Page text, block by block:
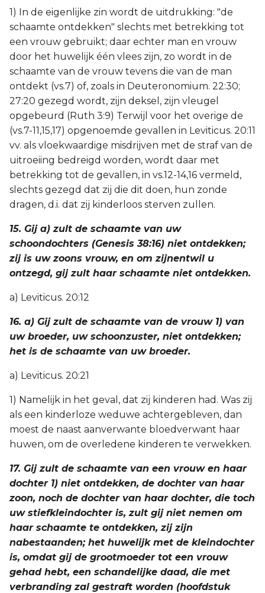
1) In de eigenlijke zin wordt de uitdrukking: "de
schaamte ontdekken" slechts met betrekking tot
een vrouw gebruikt; daar echter man en vrouw
door het huwelijk één vlees zijn, zo wordt in de
schaamte van de vrouw tevens die van de man
ontdekt (vs.7) of, zoals in Deuteronomium. 22:30;
27:20 gezegd wordt, zijn deksel, zijn vleugel
opgebeurd (Ruth 3:9) Terwijl voor het overige de
(vs.7-11,15,17) opgenoemde gevallen in Leviticus. 20:11
vv. als vloekwaardige misdrijven met de straf van de
uitroeiing bedreigd worden, wordt daar met
betrekking tot de gevallen, in vs.12-14,16 vermeld,
slechts gezegd dat zij die dit doen, hun zonde
dragen, d.i. dat zij kinderloos sterven zullen.
15. Gij a) zult de schaamte van uw
schoondochters (Genesis 38:16) niet ontdekken;
zij is uw zoons vrouw, en om zijnentwil u
ontzegd, gij zult haar schaamte niet ontdekken.
a) Leviticus. 20:12
16. a) Gij zult de schaamte van de vrouw 1) van
uw broeder, uw schoonzuster, niet ontdekken;
het is de schaamte van uw broeder.
a) Leviticus. 20:21
1) Namelijk in het geval, dat zij kinderen had. Was zij
als een kinderloze weduwe achtergebleven, dan
moest de naast aanverwante bloedverwant haar
huwen, om de overledene kinderen te verwekken.
17. Gij zult de schaamte van een vrouw en haar
dochter 1) niet ontdekken, de dochter van haar
zoon, noch de dochter van haar dochter, die toch
uw stiefkleindochter is, zult gij niet nemen om
haar schaamte te ontdekken, zij zijn
nabestaanden; het huwelijk met de kleindochter
is, omdat gij de grootmoeder tot een vrouw
gehad hebt, een schandelijke daad, die met
verbranding zal gestraft worden (hoofdstuk